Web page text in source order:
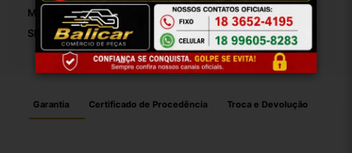
Modelo: Sorento
SKU: 4432
Garantia Certificado de Procedência Troca e Devolução